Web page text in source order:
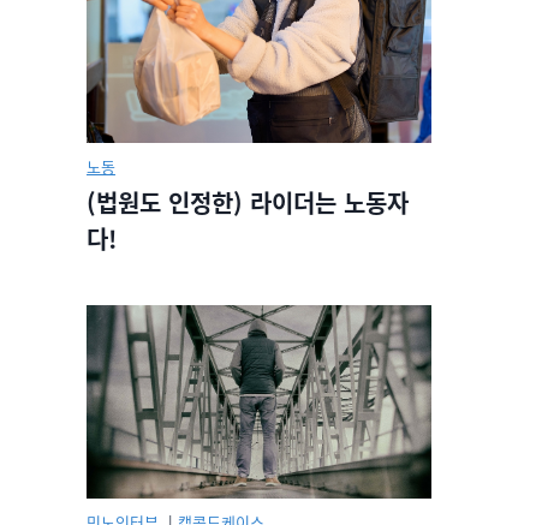
노동
(법원도 인정한) 라이더는 노동자
다!